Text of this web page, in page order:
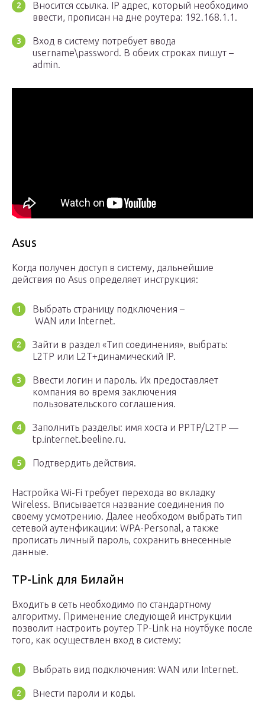
Вносится ссылка. IP адрес, который необходимо
ввести, прописан на дне роутера: 192.168.1.1.
Вход в систему потребует ввода
username\password. В обеих строках пишут –
admin.
Asus
Когда получен доступ в систему, дальнейшие
действия по Asus определяет инструкция:
Выбрать страницу подключения –
WAN или Internet.
Зайти в раздел «Тип соединения», выбрать:
L2TP или L2T+динамический IP.
Ввести логин и пароль. Их предоставляет
компания во время заключения
пользовательского соглашения.
Заполнить разделы: имя хоста и PPTP/L2TP —
tp.internet.beeline.ru.
Подтвердить действия.
Настройка Wi-Fi требует перехода во вкладку
Wireless. Вписывается название соединения по
своему усмотрению. Далее необходом выбрать тип
сетевой аутенфикации: WPA-Personal, а также
прописать личный пароль, сохранить внесенные
данные.
TP-Link для Билайн
Входить в сеть необходимо по стандартному
алгоритму. Применение следующей инструкции
позволит настроить роутер TP-Link на ноутбуке после
того, как осуществлен вход в систему:
Выбрать вид подключения: WAN или Internet.
Внести пароли и коды.